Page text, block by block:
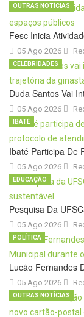
Fesc Inicia
05 Ago 2026
OUTRAS NOTÍCIAS
Duda Santos Vai
05 Ago 2026
CELEBRIDADES
Ibaté Participa De
05 Ago 2026
IBATÉ
Pesquisa Da
05 Ago 2026
EDUCAÇÃO
Lucão Fernandes
05 Ago 2026
POLÍTICA
OUTRAS NOTÍCIAS